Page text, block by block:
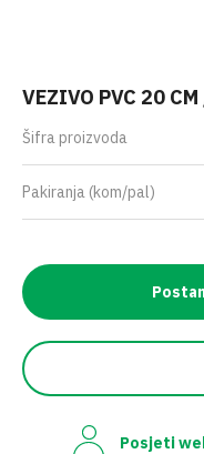
VEZIVO PVC 20
Šifra proizvoda
Pakiranja (kom/pal)
Posjeti